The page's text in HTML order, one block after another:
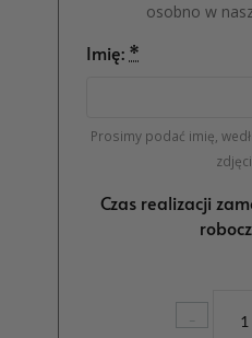
osobno w
Imię: *
Prosimy podać imię,
Czas realizacji
-
Moje